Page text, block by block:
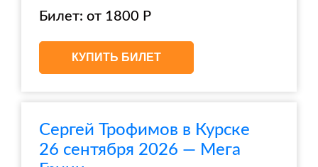
Билет: от 1800 Р
КУПИТЬ БИЛЕТ
Сергей Трофимов в Курске
26 сентября 2026 — Мега